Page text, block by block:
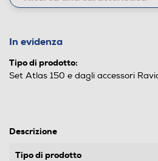
In evidenza
Tipo di prodotto:
Set Atlas 150 e dagli accessori
Descrizione
Tipo di prodotto